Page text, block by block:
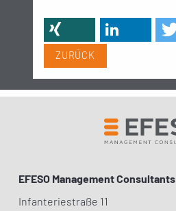
ZURÜCK
EFESO Management Consultants
Infanteriestraße 11